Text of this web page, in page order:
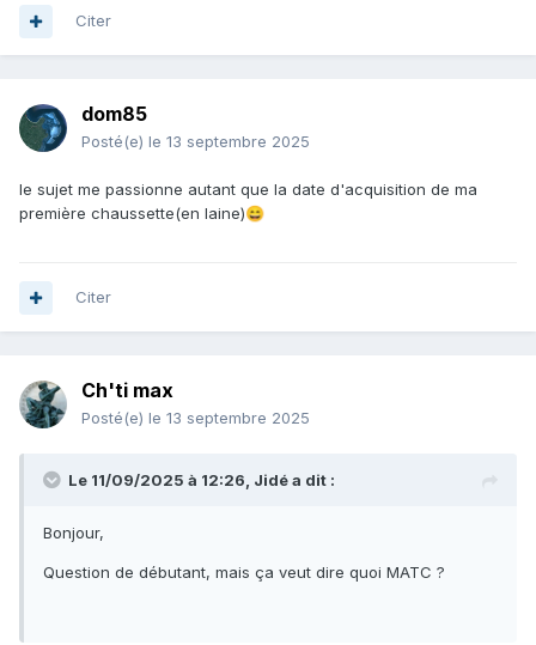
Citer
dom85
Posté(e) le 13 septembre 2025
le sujet me passionne autant que la date d'acquisition de ma
première chaussette(en laine)😄
Citer
Ch'ti max
Posté(e) le 13 septembre 2025
Le 11/09/2025 à 12:26, Jidéa dit :
Bonjour,
Question de débutant, mais ça veut dire quoi MATC ?